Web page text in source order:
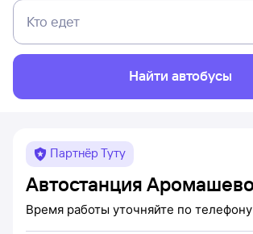
Кто едет
Найти автобусы
Партнёр Туту
Автостанция Аромашево
Время работы уточняйте по телефону